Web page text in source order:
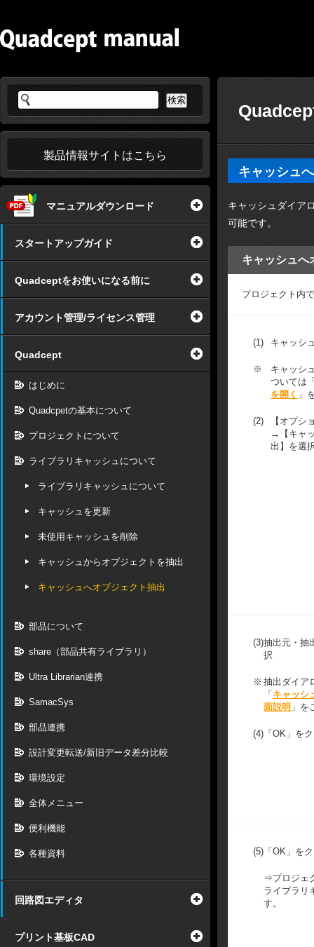
製品情報サイトはこちら
マニュアルダウンロード
スタートアップガイド
Quadceptをお使いになる前に
アカウント管理/ライセンス管理
Quadcept
はじめに
Quadcpetの基本について
プロジェクトについて
ライブラリキャッシュについて
ライブラリキャッシュについて
キャッシュを更新
未使用キャッシュを削除
キャッシュからオブジェクトを抽出
キャッシュへオブジェクト抽出
部品について
share（部品共有ライブラリ）
Ultra Librarian連携
SamacSys
部品連携
設計変更転送/新旧データ差分比較
環境設定
全体メニュー
便利機能
各種資料
回路図エディタ
プリント基板CAD
キャッシュ
キャッシュダイア
可能です。
キャッシュへ
プロジェクト内
(1) キャッシ
※
キャッシ
ついては
を開く 」
(2)
【オプシ
→【キャ
出】を選
(3)抽出元・抽
択
※ 抽出ダイア
「 キャッシ
面説明 」を
(4) 「OK」を
(5) 「OK」を
⇒プロジェ
ライブラリ
す。